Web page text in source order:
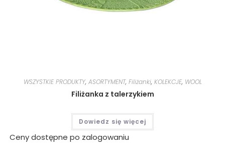
WSZYSTKIE PRODUKTY, ASORTYMENT, Filiżanki, KOLEKCJE, WOOL
Filiżanka z talerzykiem
Dowiedz się więcej
Ceny dostępne po zalogowaniu